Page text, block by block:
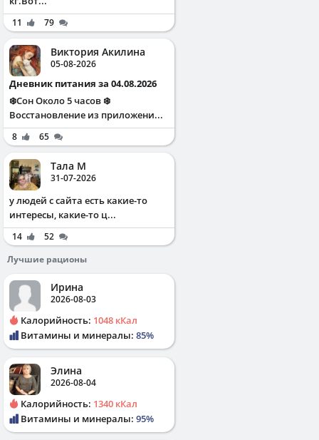
11 79
Виктория Акилина
05-08-2026
Дневник питания за 04.08.2026
❄️Сон Около 5 часов ❄️
Восстановление из приложени...
8 65
Тала М
31-07-2026
у людей с сайта есть какие-то
интересы, какие-то ц...
14
52
Лучшие рационы
Ирина
2026-08-03
Калорийность: 1048 кКал
Витамины и минералы: 85%
Элина
2026-08-04
Калорийность: 1340 кКал
Витамины и минералы: 95%